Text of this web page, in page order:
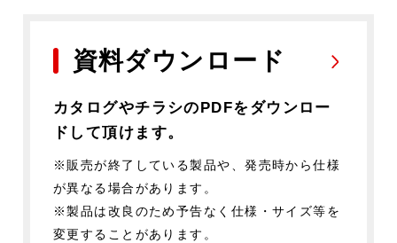
資料ダウンロード
カタログやチラシのPDFをダウンロー
ドして頂けます。
※販売が終了している製品や、発売時から仕様
が異なる場合があります。
※製品は改良のため予告なく仕様・サイズ等を
変更することがあります。